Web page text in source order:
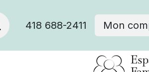
418 688-2411 Mon